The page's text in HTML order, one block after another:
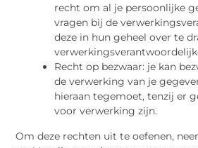
recht om al je persoonlijke
vragen bij de
deze in hun geheel over te
Recht op bezwaar: je kan
de verwerking van je
hieraan tegemoet, tenzij er
voor verwerking zijn.
Om deze rechten uit te oefenen,